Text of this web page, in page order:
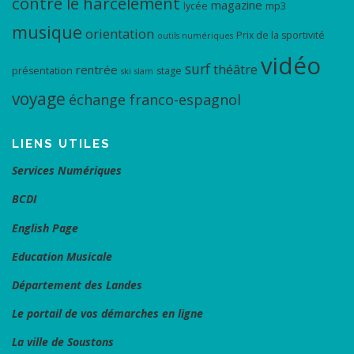
lycée magazine mp3
musique orientation outils numériques Prix de la sportivité
présentation rentrée ski slam stage surfthéâtre vidéo
voyage échange franco-espagnol
LIENS UTILES
Services Numériques
BCDI
English Page
Education Musicale
Département des Landes
Le portail de vos démarches en ligne
La ville de Soustons